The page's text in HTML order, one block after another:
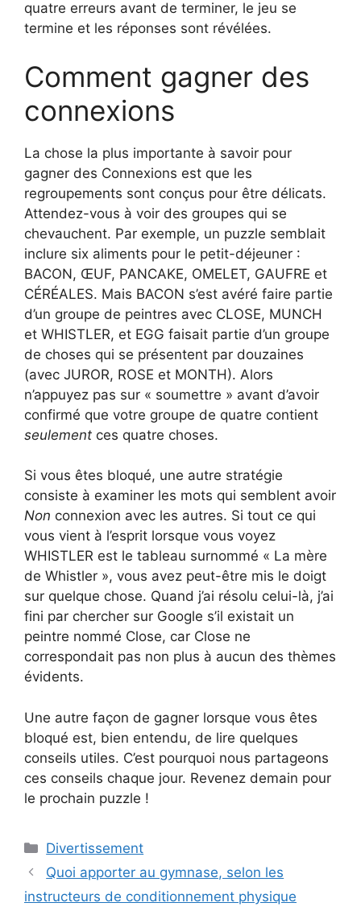
quatre erreurs avant de terminer, le jeu se
termine et les réponses sont révélées.
Comment gagner des
connexions
La chose la plus importante à savoir pour
gagner des Connexions est que les
regroupements sont conçus pour être délicats.
Attendez-vous à voir des groupes qui se
chevauchent. Par exemple, un puzzle semblait
inclure six aliments pour le petit-déjeuner :
BACON, ŒUF, PANCAKE, OMELET, GAUFRE et
CÉRÉALES. Mais BACON s’est avéré faire partie
d’un groupe de peintres avec CLOSE, MUNCH
et WHISTLER, et EGG faisait partie d’un groupe
de choses qui se présentent par douzaines
(avec JUROR, ROSE et MONTH). Alors
n’appuyez pas sur « soumettre » avant d’avoir
confirmé que votre groupe de quatre contient
seulement ces quatre choses.
Si vous êtes bloqué, une autre stratégie
consiste à examiner les mots qui semblent avoir
Non connexion avec les autres. Si tout ce qui
vous vient à l’esprit lorsque vous voyez
WHISTLER est le tableau surnommé « La mère
de Whistler », vous avez peut-être mis le doigt
sur quelque chose. Quand j’ai résolu celui-là, j’ai
fini par chercher sur Google s’il existait un
peintre nommé Close, car Close ne
correspondait pas non plus à aucun des thèmes
évidents.
Une autre façon de gagner lorsque vous êtes
bloqué est, bien entendu, de lire quelques
conseils utiles. C’est pourquoi nous partageons
ces conseils chaque jour. Revenez demain pour
le prochain puzzle !
Catégories
Divertissement
Quoi apporter au gymnase, selon les
instructeurs de conditionnement physique